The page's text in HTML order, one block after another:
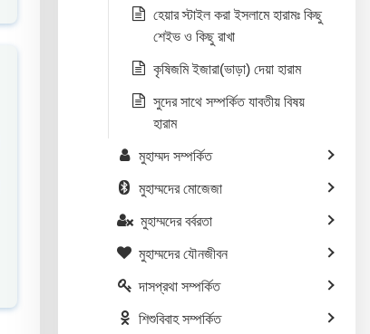
হেয়ার স্টাইল করা ইসলামে হারামঃ কিছু
শেইভ ও কিছু রাখা
কৃষিজমি ইজারা(ভাড়া) দেয়া হারাম
সুদের সাথে সম্পর্কিত যাবতীয় বিষয়
হারাম
মুহাম্মদ সম্পর্কিত
মুহাম্মদের মোজেজা
মুহাম্মদের বর্বরতা
মুহাম্মদের যৌনজীবন
দাসপ্রথা সম্পর্কিত
শিশুবিবাহ সম্পর্কিত